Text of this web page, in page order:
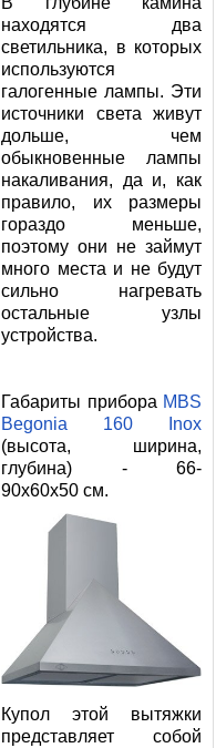
находятся два
светильника, в которых
используются
галогенные лампы. Эти
источники света живут
дольше, чем
обыкновенные лампы
накаливания, да и, как
правило, их размеры
гораздо меньше,
поэтому они не займут
много места и не будут
сильно нагревать
остальные узлы
устройства.
Габариты прибора MBS
Begonia 160 Inox
(высота, ширина,
глубина) - 66-
90x60x50 см.
Купол этой вытяжки
представляет собой